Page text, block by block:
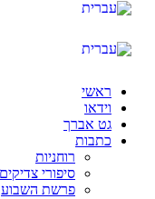
ראשי
וידאו
גט אברך
כתבות
רוחניות
סיפורי צדיקים
פרשת השבוע